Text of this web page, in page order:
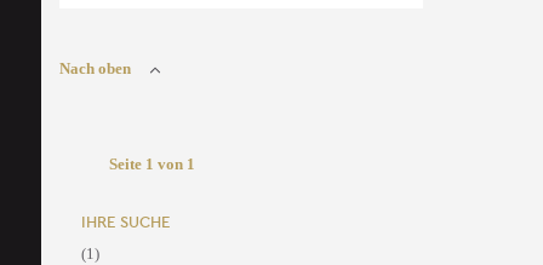
Nach oben
Seite 1 von 1
IHRE SUCHE
(1)